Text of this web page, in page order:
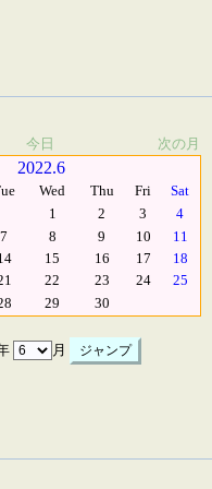
今日 次の月
2022.6
Wed Thu Fri
Sat
1
2 3
4
7 8 9 10
11
15 16 17
18
22 23 24
25
29 30
月